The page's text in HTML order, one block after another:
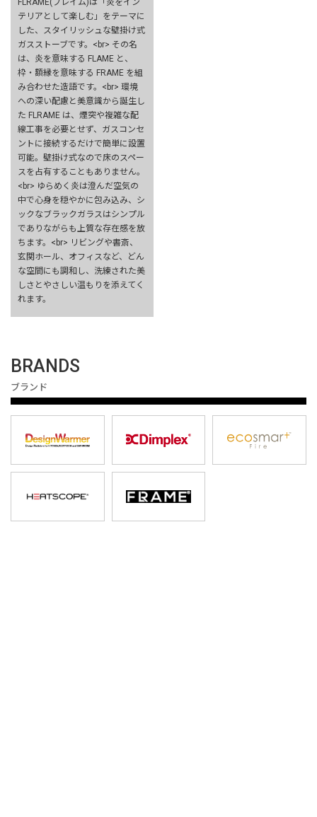
FLRAME(フレイム)は「炎をイン
テリアとして楽しむ」をテーマに
した、スタイリッシュな壁掛け式
ガスストーブです。<br> その名
は、炎を意味する FLAME と、
枠・額縁を意味する FRAME を組
み合わせた造語です。<br> 環境
への深い配慮と美意識から誕生し
た FLRAME は、煙突や複雑な配
線工事を必要とせず、ガスコンセ
ントに接続するだけで簡単に設置
可能。壁掛け式なので床のスペー
スを占有することもありません。
<br> ゆらめく炎は澄んだ空気の
中で心身を穏やかに包み込み、シ
ックなブラックガラスはシンプル
でありながらも上質な存在感を放
ちます。<br> リビングや書斎、
玄関ホール、オフィスなど、どん
な空間にも調和し、洗練された美
しさとやさしい温もりを添えてく
れます。
BRANDS
ブランド